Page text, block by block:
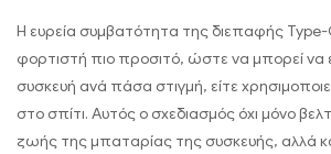
Η ευρεία συμβατότητα της διεπαφής Type-
φορτιστή πιο προσιτό, ώστε να μπορεί να
συσκευή ανά πάσα στιγμή, είτε
στο σπίτι. Αυτός ο σχεδιασμός όχι μόνο
ζωής της μπαταρίας της συσκευής, αλλά